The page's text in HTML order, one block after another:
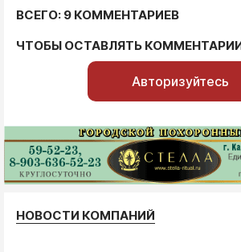
ВСЕГО: 9 КОММЕНТАРИЕВ
ЧТОБЫ ОСТАВЛЯТЬ
Авторизуйтесь
НОВОСТИ КОМПАНИЙ